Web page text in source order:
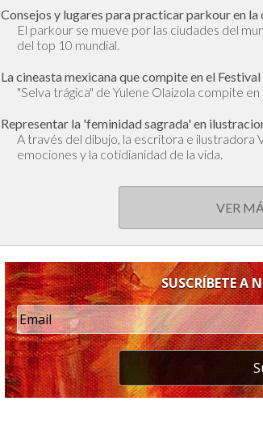
Consejos y lugares para practicar parkour en la
El parkour se mueve por las ciudades del
del top 10 mundial.
La cineasta mexicana que compite en el Festival
"Selva trágica" de Yulene Olaizola compite
Representar la 'feminidad sagrada' en
A través del dibujo, la escritora e ilustradora
emociones y la cotidianidad de la vida.
VER
SUSCRÍBETE A